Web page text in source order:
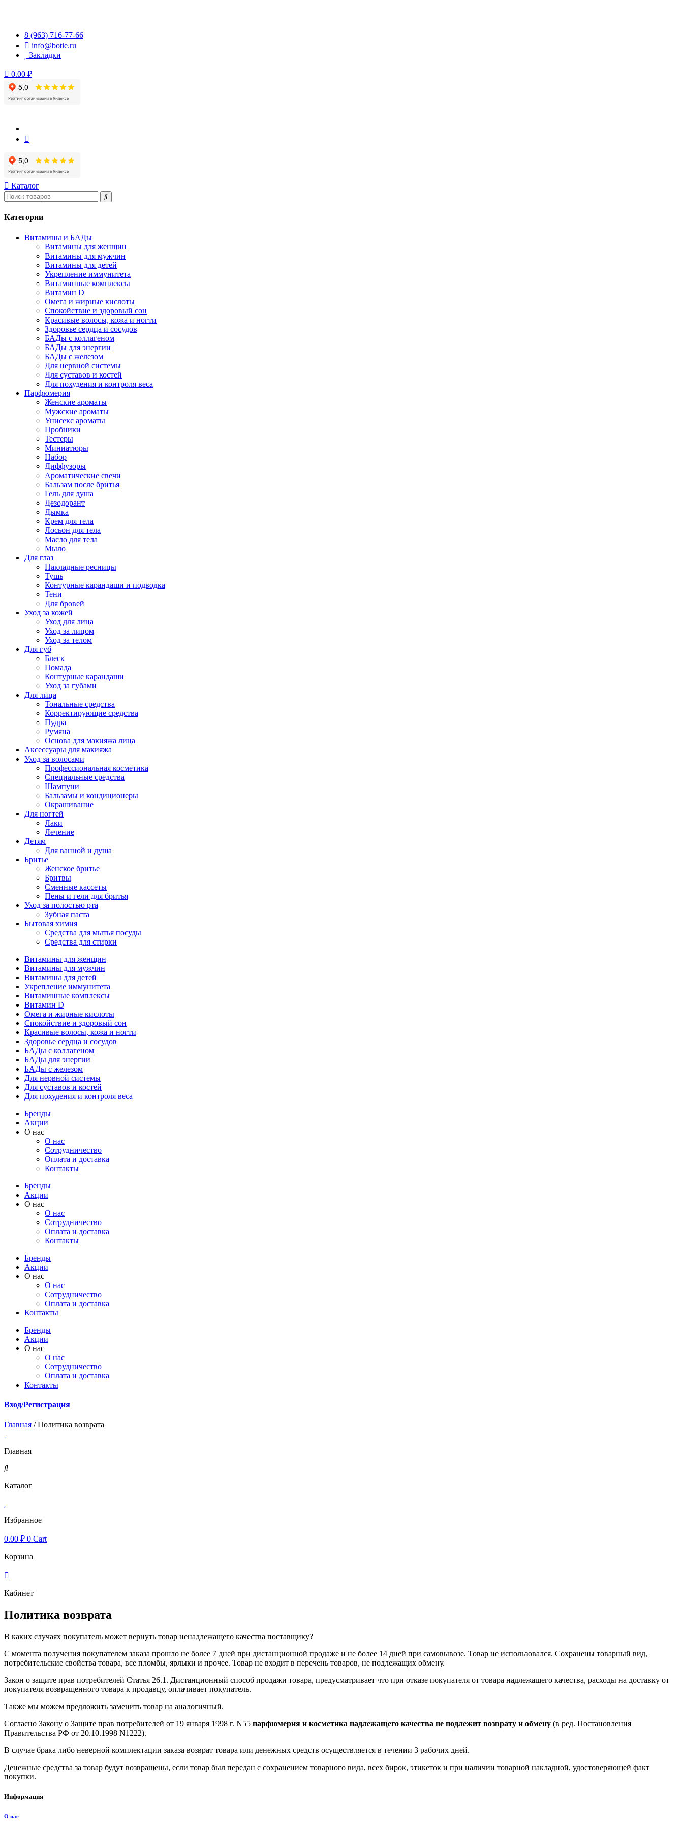
8 (963) 716-77-66
info@botie.ru
Закладки
0.00 ₽
Каталог
Категории
Витамины и БАДы
Витамины для женщин
Витамины для мужчин
Витамины для детей
Укрепление иммунитета
Витаминные комплексы
Витамин D
Омега и жирные кислоты
Спокойствие и здоровый сон
Красивые волосы, кожа и ногти
Здоровье сердца и сосудов
БАДы с коллагеном
БАДы для энергии
БАДы с железом
Для нервной системы
Для суставов и костей
Для похудения и контроля веса
Парфюмерия
Женские ароматы
Мужские ароматы
Унисекс ароматы
Пробники
Тестеры
Миниатюры
Набор
Диффузоры
Ароматические свечи
Бальзам после бритья
Гель для душа
Дезодорант
Дымка
Крем для тела
Лосьон для тела
Масло для тела
Мыло
Для глаз
Накладные ресницы
Тушь
Контурные карандаши и подводка
Тени
Для бровей
Уход за кожей
Уход для лица
Уход за лицом
Уход за телом
Для губ
Блеск
Помада
Контурные карандаши
Уход за губами
Для лица
Тональные средства
Корректирующие средства
Пудра
Румяна
Основа для макияжа лица
Аксессуары для макияжа
Уход за волосами
Профессиональная косметика
Специальные средства
Шампуни
Бальзамы и кондиционеры
Окрашивание
Для ногтей
Лаки
Лечение
Детям
Для ванной и душа
Бритье
Женское бритье
Бритвы
Сменные кассеты
Пены и гели для бритья
Уход за полостью рта
Зубная паста
Бытовая химия
Средства для мытья посуды
Средства для стирки
Витамины для женщин
Витамины для мужчин
Витамины для детей
Укрепление иммунитета
Витаминные комплексы
Витамин D
Омега и жирные кислоты
Спокойствие и здоровый сон
Красивые волосы, кожа и ногти
Здоровье сердца и сосудов
БАДы с коллагеном
БАДы для энергии
БАДы с железом
Для нервной системы
Для суставов и костей
Для похудения и контроля веса
Бренды
Акции
О нас
О нас
Cотрудничество
Оплата и доставка
Контакты
Бренды
Акции
О нас
О нас
Cотрудничество
Оплата и доставка
Контакты
Бренды
Акции
О нас
О нас
Cотрудничество
Оплата и доставка
Контакты
Бренды
Акции
О нас
О нас
Cотрудничество
Оплата и доставка
Контакты
Вход/Регистрация
Главная / Политика возврата
Главная
Каталог
Избранное
0.00 ₽ 0 Cart
Корзина
Кабинет
Политика возврата
В каких случаях покупатель может вернуть товар ненадлежащего качества поставщику?
С момента получения покупателем заказа прошло не более 7 дней при дистанционной продаже и не более 14 дней при самовывозе. Товар не использовался. Сохранены товарный вид,
потребительские свойства товара, все пломбы, ярлыки и прочее. Товар не входит в перечень товаров, не подлежащих обмену.
Закон о защите прав потребителей Статья 26.1. Дистанционный способ продажи товара, предусматривает что при отказе покупателя от товара надлежащего качества, расходы на доставку от
покупателя возвращенного товара к продавцу, оплачивает покупатель.
Также мы можем предложить заменить товар на аналогичный.
Согласно Закону о Защите прав потребителей от 19 января 1998 г. N55 парфюмерия и косметика надлежащего качества не подлежит возврату и обмену (в ред. Постановления
Правительства РФ от 20.10.1998 N1222).
В случае брака либо неверной комплектации заказа возврат товара или денежных средств осуществляется в течении 3 рабочих дней.
Денежные средства за товар будут возвращены, если товар был передан с сохранением товарного вида, всех бирок, этикеток и при наличии товарной накладной, удостоверяющей факт
покупки.
Информация
О нас